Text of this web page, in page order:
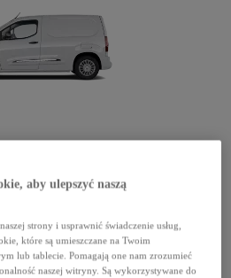
aby ulepszyć naszą
strony i usprawnić świadczenie usług,
które są umieszczane na Twoim
lub tablecie. Pomagają one nam zrozumieć
naszej witryny. Są wykorzystywane do